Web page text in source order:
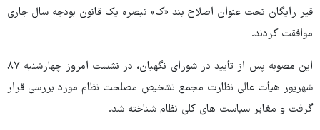
قیر رایگان تحت عنوان اصلاح بند «ک» تبصره یک قانون بودجه سال جاری
موافقت کردند.
این مصوبه پس از تأیید در شورای نگهبان، در نشست امروز چهارشنبه ۸۷
شهریور هیأت عالی نظارت مجمع تشخیص مصلحت نظام مورد بررسی قرار
گرفت و مغایر سیاست های کلی نظام شناخته شد.